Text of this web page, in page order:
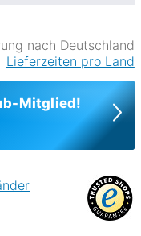
nach Deutschland
Lieferzeiten pro Land
Mitglied!